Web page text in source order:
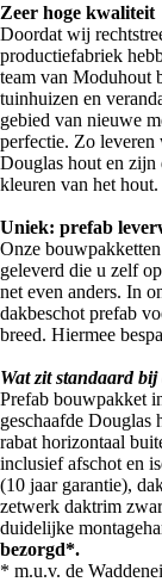
Zeer hoge kwaliteit
Doordat wij
productiefabriek
team van Moduhout
tuinhuizen en
gebied van nieuwe
perfectie. Zo
Douglas hout en zijn
kleuren van het
Uniek: prefab
Onze
geleverd die u zelf
net even anders. In
dakbeschot prefab
breed. Hiermee
Wat zit standaard
Prefab bouwpakket
geschaafde Douglas
rabat horizontaal
inclusief afschot en
(10 jaar garantie),
zetwerk daktrim
duidelijke
bezorgd*.
* m.u.v. de